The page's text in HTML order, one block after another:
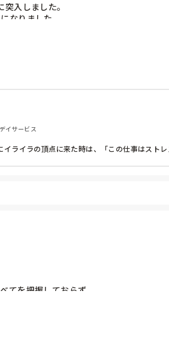
入しました。
なりました。
っと大きくなってしまいます〟なんて
イサービス
ライラの頂点に来た時は、「この仕事はスト
てを把握しておらず。
に、先輩が食前薬のこと忘れて食事を
に文句を言われる羽目に…。
いなかったらきっと反論して喧嘩に。